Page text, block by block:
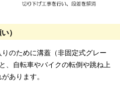
）
のために溝蓋（非固定式グレー
、自転車やバイクの転倒や跳ね上
あります。